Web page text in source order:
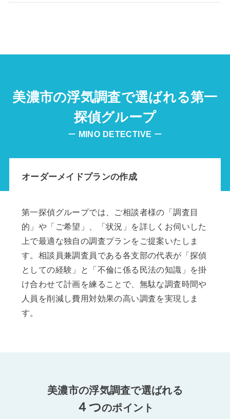
美濃市の浮気調査で選ばれる第一
探偵グループ
ー MINO DETECTIVE ー
オーダーメイドプランの作成
第一探偵グループでは、ご相談者様の「調査目
的」や「ご希望」、「状況」を詳しくお伺いした
上で最適な独自の調査プランをご提案いたしま
す。相談員兼調査員である各支部の代表が「探偵
としての経験」と「不倫に係る民法の知識」を掛
け合わせて計画を練ることで、無駄な調査時間や
人員を削減し費用対効果の高い調査を実現しま
す。
美濃市の浮気調査で選ばれる
４つのポイント